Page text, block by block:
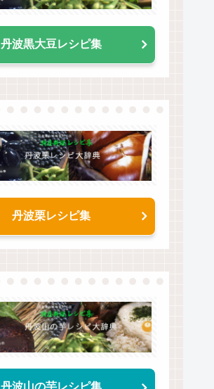
丹波黒大豆レシピ集
丹波栗レシピ集
丹波山の芋レシピ集